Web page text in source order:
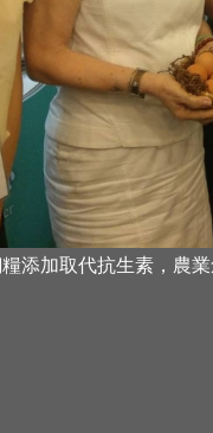
添加取代抗生素，農